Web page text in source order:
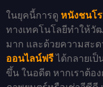
ในยุคนี้การดู หนังชนโ
ทางเทคโนโลยีทำให้วั
มาก และด้วยความสะ
ออนไลน์ฟรีได้กลายเ
ขึ้น ในอดีต หากเราต้อ